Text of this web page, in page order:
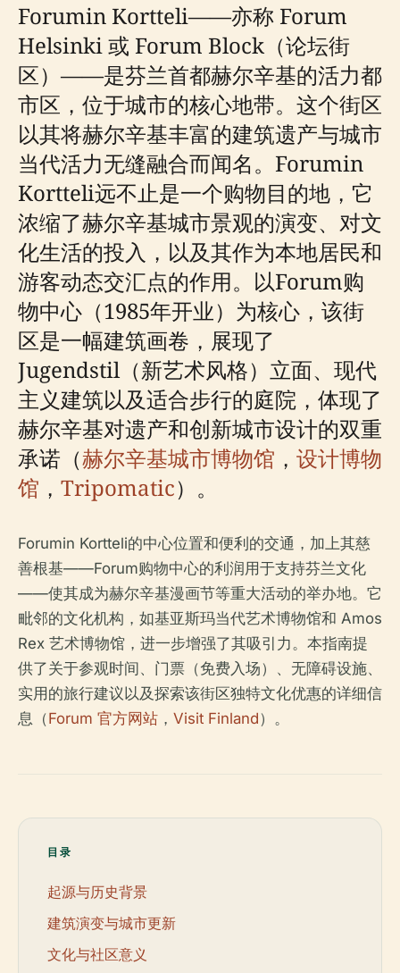
Forumin Kortteli——亦称 Forum
Helsinki 或 Forum Block（论坛街
区）——是芬兰首都赫尔辛基的活力都
市区，位于城市的核心地带。这个街区
以其将赫尔辛基丰富的建筑遗产与城市
当代活力无缝融合而闻名。Forumin
Kortteli远不止是一个购物目的地，它
浓缩了赫尔辛基城市景观的演变、对文
化生活的投入，以及其作为本地居民和
游客动态交汇点的作用。以Forum购
物中心（1985年开业）为核心，该街
区是一幅建筑画卷，展现了
Jugendstil（新艺术风格）立面、现代
主义建筑以及适合步行的庭院，体现了
赫尔辛基对遗产和创新城市设计的双重
承诺（赫尔辛基城市博物馆 ， 设计博物
馆 ， Tripomatic）。
Forumin Kortteli的中心位置和便利的交通，加上其慈
善根基——Forum购物中心的利润用于支持芬兰文化
——使其成为赫尔辛基漫画节等重大活动的举办地。它
毗邻的文化机构，如基亚斯玛当代艺术博物馆和 Amos
Rex 艺术博物馆，进一步增强了其吸引力。本指南提
供了关于参观时间、门票（免费入场）、无障碍设施、
实用的旅行建议以及探索该街区独特文化优惠的详细信
息（Forum 官方网站 ， Visit Finland）。
目录
起源与历史背景
建筑演变与城市更新
文化与社区意义